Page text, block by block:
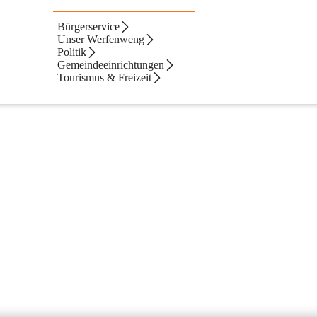
Bürgerservice
Unser Werfenweng
Politik
Gemeindeeinrichtungen
Tourismus & Freizeit
einen Verlustmeldung tätigen. Falls der verlorene Gegenstand